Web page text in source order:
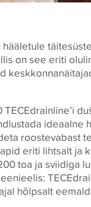
on see eriti
TECEdrainline’i
ideaalne
roostevabast
eriti lihtsalt ja
toa ja sviidiga
TECE
hõlpsalt